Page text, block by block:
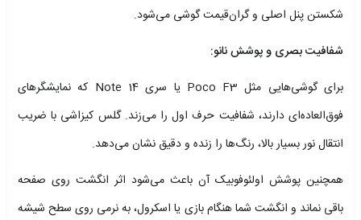
شکستن پنل اصلی و گران‌قیمت گوشی می‌شود.
شفافیت بصری و پوشش نانو:
برای گوشی‌هایی مثل Poco F3 یا سری Note 14 که نمایشگرهای
فوق‌العاده‌ای دارند، شفافیت حرف اول را می‌زند. گلس کیزاشی با ضریب
انتقال نور بسیار بالا، رنگ‌ها را زنده و دقیق نشان می‌دهد.
همچنین پوشش اولئوفوبیک آن باعث می‌شود اثر انگشت روی صفحه
باقی نماند و انگشت شما هنگام بازی یا اسکرول، به نرمی روی سطح شیشه